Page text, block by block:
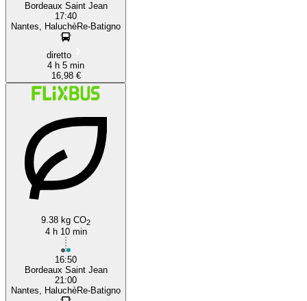
Bordeaux Saint Jean
17:40
Nantes, HaluchèRe-Batigno
diretto
4 h 5 min
16,98 €
9.38 kg CO2
4 h 10 min
16:50
Bordeaux Saint Jean
21:00
Nantes, HaluchèRe-Batigno